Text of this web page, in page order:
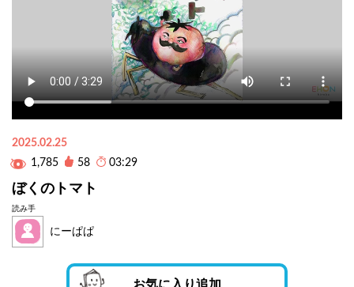
2025.02.25
1,785
58 03:29
ぼくのトマト
読み手
にーぱぱ